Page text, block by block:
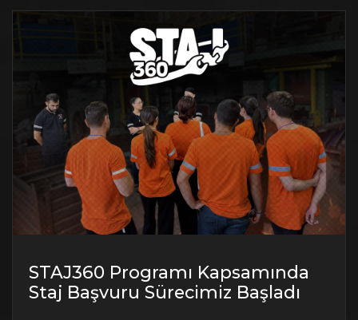
STAJ360 Programı Kapsamında
Staj Başvuru Sürecimiz Başladı